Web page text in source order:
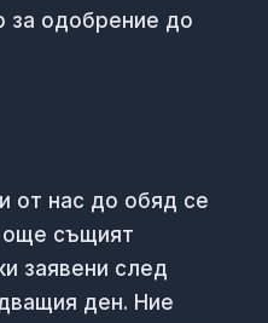
за одобрение до
от нас до обяд се
още същият
заявени след
ден. Ние